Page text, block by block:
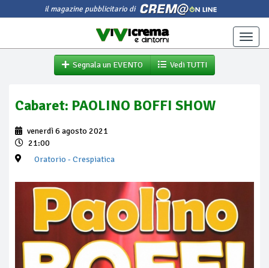
il magazine pubblicitario di
Toggle
Segnala un EVENTO
Vedi TUTTI
Cabaret: PAOLINO BOFFI SHOW
venerdì 6 agosto 2021
21:00
Oratorio - Crespiatica